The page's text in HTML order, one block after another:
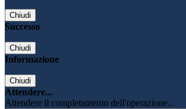
Chiudi
Successo
Chiudi
Informazione
Chiudi
Attendere...
Attendere il completamento dell'operazione...